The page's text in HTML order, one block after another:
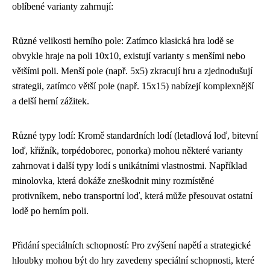
oblíbené varianty zahrnují:
Různé velikosti herního pole: Zatímco klasická hra lodě se
obvykle hraje na poli 10x10, existují varianty s menšími nebo
většími poli. Menší pole (např. 5x5) zkracují hru a zjednodušují
strategii, zatímco větší pole (např. 15x15) nabízejí komplexnější
a delší herní zážitek.
Různé typy lodí: Kromě standardních lodí (letadlová loď, bitevní
loď, křižník, torpédoborec, ponorka) mohou některé varianty
zahrnovat i další typy lodí s unikátními vlastnostmi. Například
minolovka, která dokáže zneškodnit miny rozmístěné
protivníkem, nebo transportní loď, která může přesouvat ostatní
lodě po herním poli.
Přidání speciálních schopností: Pro zvýšení napětí a strategické
hloubky mohou být do hry zavedeny speciální schopnosti, které